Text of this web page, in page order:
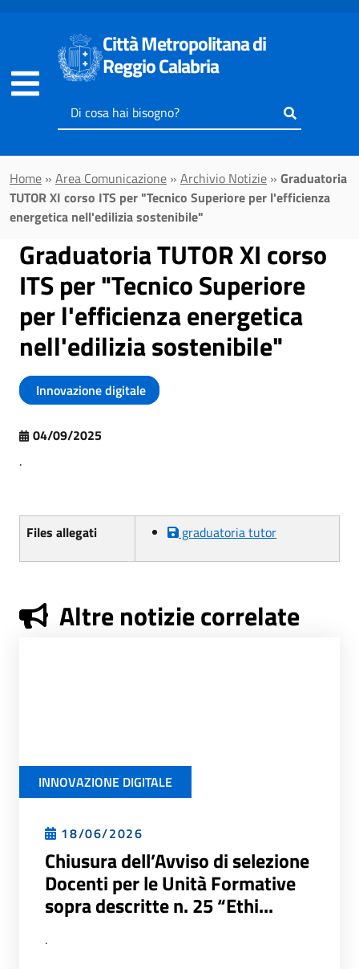
Città Metropolitana di
Reggio Calabria
Inserisci
il
cercare
Home » Area Comunicazione » Archivio Notizie » Graduatoria
TUTOR XI corso ITS per "Tecnico Superiore per l'efficienza
energetica nell'edilizia sostenibile"
Graduatoria TUTOR XI corso
ITS per "Tecnico Superiore
per l'efficienza energetica
nell'edilizia sostenibile"
Innovazione digitale
04/09/2025
.
Files allegati graduatoria tutor
Altre notizie correlate
INNOVAZIONE DIGITALE
18/06/2026
Chiusura dell’Avviso di selezione
Docenti per le Unità Formative
sopra descritte n. 25 “Ethi...
.